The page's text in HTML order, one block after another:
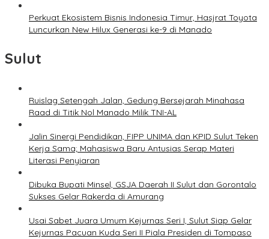
Perkuat Ekosistem Bisnis Indonesia Timur, Hasjrat Toyota
Luncurkan New Hilux Generasi ke-9 di Manado
Sulut
Ruislag Setengah Jalan, Gedung Bersejarah Minahasa
Raad di Titik Nol Manado Milik TNI-AL
Jalin Sinergi Pendidikan, FIPP UNIMA dan KPID Sulut Teken
Kerja Sama; Mahasiswa Baru Antusias Serap Materi
Literasi Penyiaran
Dibuka Bupati Minsel, GSJA Daerah II Sulut dan Gorontalo
Sukses Gelar Rakerda di Amurang
Usai Sabet Juara Umum Kejurnas Seri I, Sulut Siap Gelar
Kejurnas Pacuan Kuda Seri II Piala Presiden di Tompaso